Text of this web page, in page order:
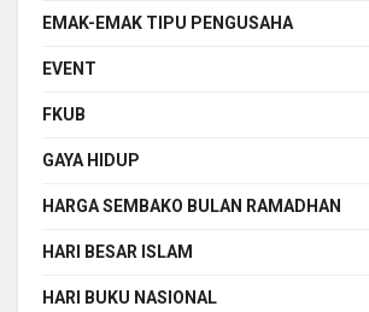
EMAK-EMAK TIPU PENGUSAHA
EVENT
FKUB
GAYA HIDUP
HARGA SEMBAKO BULAN RAMADHAN
HARI BESAR ISLAM
HARI BUKU NASIONAL